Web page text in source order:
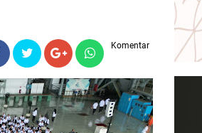
Komentar